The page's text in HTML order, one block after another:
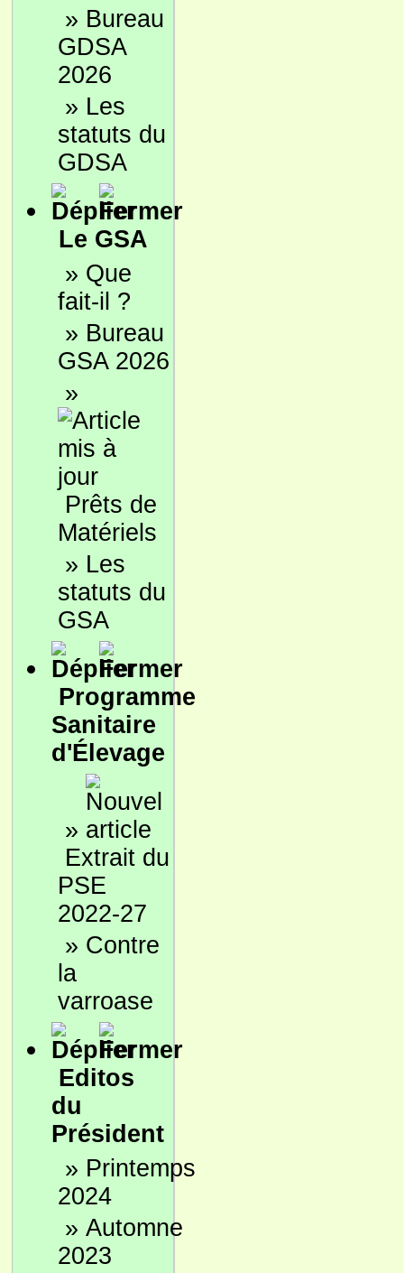
» Bureau
GDSA
2026
» Les
statuts du
GDSA
Le GSA
» Que
fait-il ?
» Bureau
GSA 2026
»
Prêts de
Matériels
» Les
statuts du
GSA
Programme
Sanitaire
d'Élevage
»
Extrait du
PSE
2022-27
» Contre
la
varroase
Editos
du
Président
» Printemps
2024
» Automne
2023